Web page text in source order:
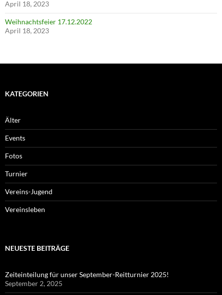
April 18, 2023
Weihnachtsfeier 17.12.2022
April 18, 2023
KATEGORIEN
Älter
Events
Fotos
Turnier
Vereins-Jugend
Vereinsleben
NEUESTE BEITRÄGE
Zeiteinteilung für unser September-Reitturnier 2025!
September 2, 2025